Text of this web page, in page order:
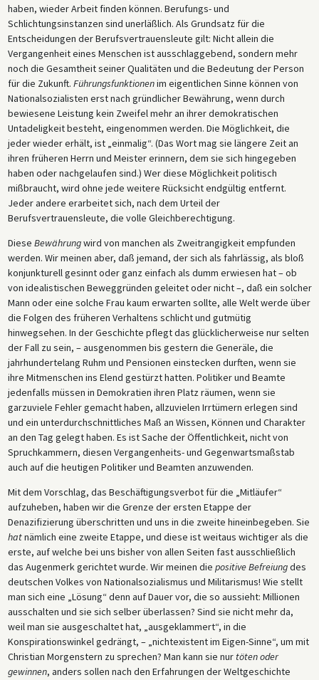
haben, wieder Arbeit finden können. Berufungs- und
Schlichtungsinstanzen sind unerläßlich. Als Grundsatz für die
Entscheidungen der Berufsvertrauensleute gilt: Nicht allein die
Vergangenheit eines Menschen ist ausschlaggebend, sondern mehr
noch die Gesamtheit seiner Qualitäten und die Bedeutung der Person
für die Zukunft. Führungsfunktionenim eigentlichen Sinne können von
Nationalsozialisten erst nach gründlicher Bewährung, wenn durch
bewiesene Leistung kein Zweifel mehr an ihrer demokratischen
Untadeligkeit besteht, eingenommen werden. Die Möglichkeit, die
jeder wieder erhält, ist „einmalig“. (Das Wort mag sie längere Zeit an
ihren früheren Herrn und Meister erinnern, dem sie sich hingegeben
haben oder nachgelaufen sind.) Wer diese Möglichkeit politisch
mißbraucht, wird ohne jede weitere Rücksicht endgültig entfernt.
Jeder andere erarbeitet sich, nach dem Urteil der
Berufsvertrauensleute, die volle Gleichberechtigung.
Diese Bewährungwird von manchen als Zweitrangigkeit empfunden
werden. Wir meinen aber, daß jemand, der sich als fahrlässig, als bloß
konjunkturell gesinnt oder ganz einfach als dumm erwiesen hat – ob
von idealistischen Beweggründen geleitet oder nicht –, daß ein solcher
Mann oder eine solche Frau kaum erwarten sollte, alle Welt werde über
die Folgen des früheren Verhaltens schlicht und gutmütig
hinwegsehen. In der Geschichte pflegt das glücklicherweise nur selten
der Fall zu sein, – ausgenommen bis gestern die Generäle, die
jahrhundertelang Ruhm und Pensionen einstecken durften, wenn sie
ihre Mitmenschen ins Elend gestürzt hatten. Politiker und Beamte
jedenfalls müssen in Demokratien ihren Platz räumen, wenn sie
garzuviele Fehler gemacht haben, allzuvielen Irrtümern erlegen sind
und ein unterdurchschnittliches Maß an Wissen, Können und Charakter
an den Tag gelegt haben. Es ist Sache der Öffentlichkeit, nicht von
Spruchkammern, diesen Vergangenheits- und Gegenwartsmaßstab
auch auf die heutigen Politiker und Beamten anzuwenden.
Mit dem Vorschlag, das Beschäftigungsverbot für die „Mitläufer“
aufzuheben, haben wir die Grenze der ersten Etappe der
Denazifizierung überschritten und uns in die zweite hineinbegeben. Sie
hatnämlich eine zweite Etappe, und diese ist weitaus wichtiger als die
erste, auf welche bei uns bisher von allen Seiten fast ausschließlich
das Augenmerk gerichtet wurde. Wir meinen die positive Befreiungdes
deutschen Volkes von Nationalsozialismus und Militarismus! Wie stellt
man sich eine „Lösung“ denn auf Dauer vor, die so aussieht: Millionen
ausschalten und sie sich selber überlassen? Sind sie nicht mehr da,
weil man sie ausgeschaltet hat, „ausgeklammert“, in die
Konspirationswinkel gedrängt, – „nichtexistent im Eigen-Sinne“, um mit
Christian Morgenstern zu sprechen? Man kann sie nur töten oder
gewinnen, anders sollen nach den Erfahrungen der Weltgeschichte